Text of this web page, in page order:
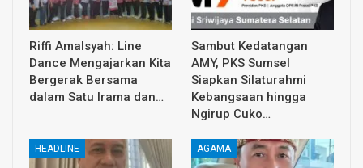
Riffi Amalsyah: Line
Dance Mengajarkan Kita
Bergerak Bersama
dalam Satu Irama dan…
Sambut Kedatangan
AMY, PKS Sumsel
Siapkan Silaturahmi
Kebangsaan hingga
Ngirup Cuko…
HEADLINE AGAMA